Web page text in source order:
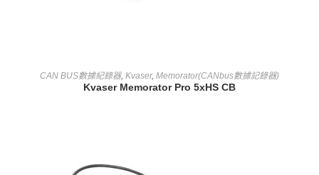
查看內容
CAN BUS數據紀錄器, Kvaser, Memorator(CANbus數據記錄器)
Kvaser Memorator Pro 5xHS CB